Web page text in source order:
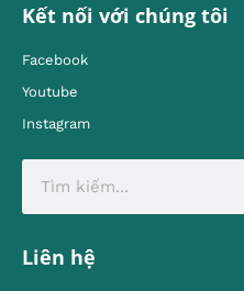
Kết nối với chúng tôi
Facebook
Youtube
Instagram
Liên hệ